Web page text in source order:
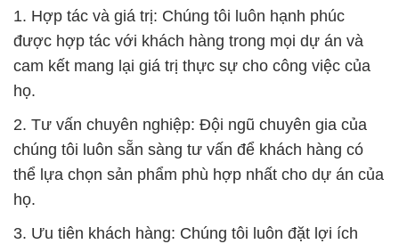
1. Hợp tác và giá trị: Chúng tôi luôn hạnh phúc
được hợp tác với khách hàng trong mọi dự án và
cam kết mang lại giá trị thực sự cho công việc của
họ.
2. Tư vấn chuyên nghiệp: Đội ngũ chuyên gia của
chúng tôi luôn sẵn sàng tư vấn để khách hàng có
thể lựa chọn sản phẩm phù hợp nhất cho dự án của
họ.
3. Ưu tiên khách hàng: Chúng tôi luôn đặt lợi ích